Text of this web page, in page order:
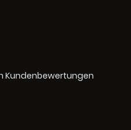
Kundenbewertungen